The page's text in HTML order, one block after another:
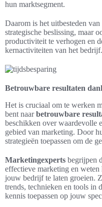
hun marktsegment.
Daarom is het uitbesteden
strategische beslissing, maar
productiviteit te verhogen en
kernactiviteiten van het bedrijf.
Betrouwbare resultaten
Het is cruciaal om te werken
bent naarbetrouwbare
beschikken over waardevolle
gebied van marketing. Door
strategieën toepassen om de
Marketingexperts begrijpen
effectieve marketing en
jouw bedrijf te laten groeien.
trends, technieken en tools in
kennis toepassen op jouw